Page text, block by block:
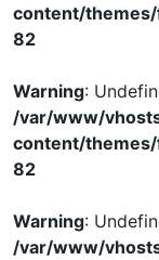
content/
82
Warning:
/var/www/
content/
82
Warning:
/var/www/